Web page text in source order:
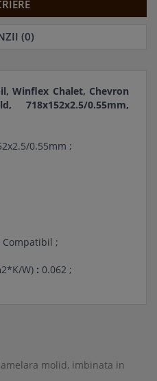
(0)
Winflex Chalet, Chevron
718x152x2.5/0.55mm,
0.55mm ;
Compatibil ;
W) : 0.062 ;
molid, imbinata in